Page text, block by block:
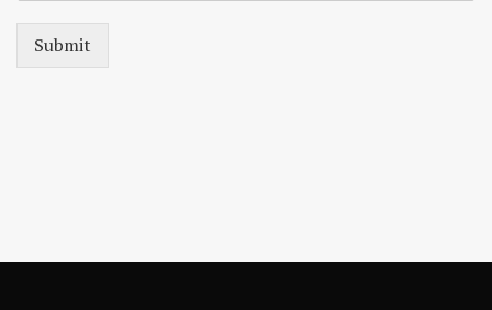
Submit